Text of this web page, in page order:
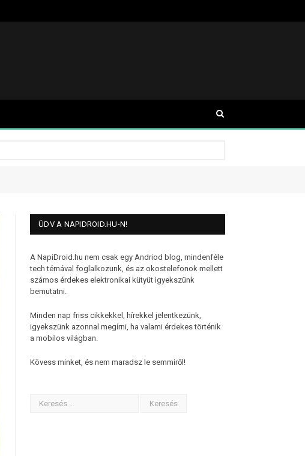
ÜDV A NAPIDROID.HU-N!
A NapiDroid.hu nem csak egy Andriod blog, mindenféle
tech témával foglalkozunk, és az okostelefonok mellett
számos érdekes elektronikai kütyüt igyekszünk
bemutatni.
Minden nap friss cikkekkel, hírekkel jelentkezünk,
igyekszünk azonnal megírni, ha valami érdekes történik
a mobilos világban.
Kövess minket, és nem maradsz le semmiről!